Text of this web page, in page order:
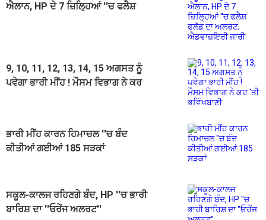
ਐਲਾਨ, HP ਦੇ 7 ਜ਼ਿਲ੍ਹਿਆਂ ''ਚ ਫਲੈਸ਼
9, 10, 11, 12, 13, 14, 15 ਅਗਸਤ ਨੂੰ
ਪਵੇਗਾ ਭਾਰੀ ਮੀਂਹ ! ਮੌਸਮ ਵਿਭਾਗ ਨੇ ਕਰ
ਭਾਰੀ ਮੀਂਹ ਕਾਰਨ ਹਿਮਾਚਲ ''ਚ ਬੰਦ
ਕੀਤੀਆਂ ਗਈਆਂ 185 ਸੜਕਾਂ
ਸਕੂਲ-ਕਾਲਜ ਰਹਿਣਗੇ ਬੰਦ, HP ''ਚ ਭਾਰੀ
ਬਾਰਿਸ਼ ਦਾ ''ਓਰੇਂਜ ਅਲਰਟ''